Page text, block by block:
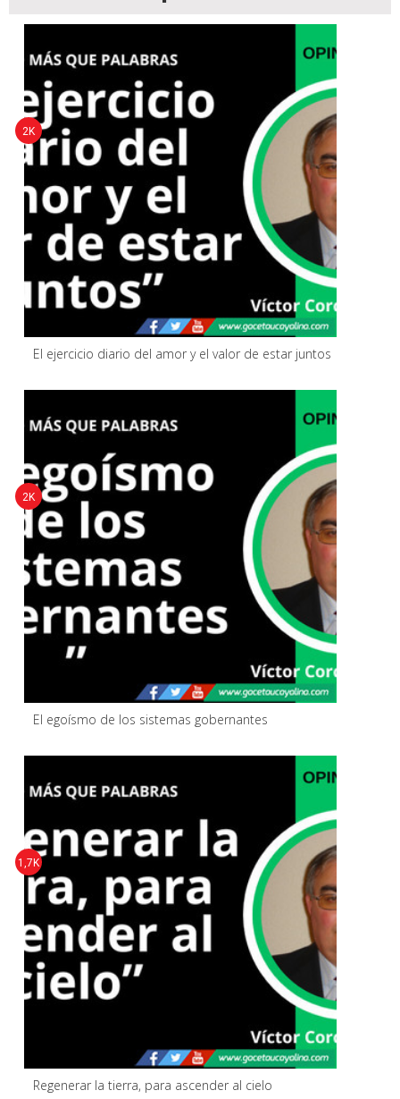
El ejercicio diario del amor y el valor de estar juntos
2K
El egoísmo de los sistemas gobernantes
2K
Regenerar la tierra, para ascender al cielo
1,7K